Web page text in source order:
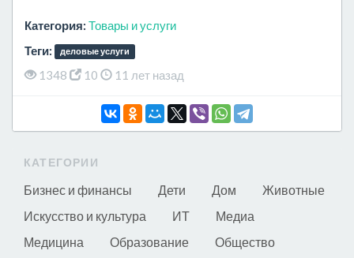
Категория: Товары и услуги
Теги:
деловые услуги
1348 10 11 лет назад
КАТЕГОРИИ
Бизнес и финансы Дети Дом
Животные
Искусство и культура
ИТ
Медиа
Медицина
Образование
Общество